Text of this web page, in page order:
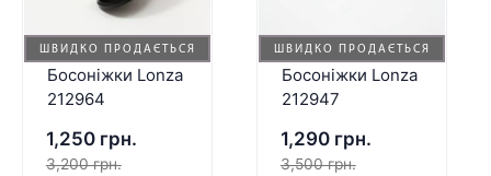
ШВИДКО ПРОДАЄТЬСЯ
Босоніжки Lonza
212964
1,250 грн.
3,200 грн.
ШВИДКО ПРОДАЄТЬСЯ
Босоніжки Lonza
212947
1,290 грн.
3,500 грн.